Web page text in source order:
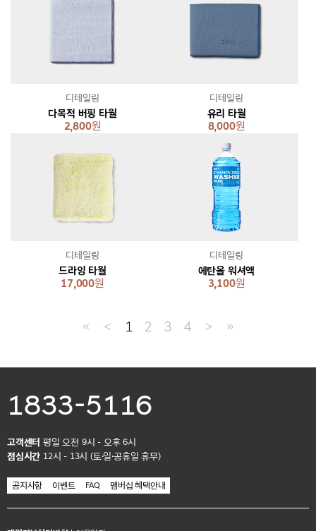
다목적 버핑 타월
2,800원
디테일링
유리 타월
8,000원
디테일링
드라잉 타월
17,000원
디테일링
에탄올 워셔액
3,100원
디테일링
≪ ＜ 1 2 3 4 ＞ ≫
1833-5116
고객센터 평일 오전 9시 - 오후 6시
점심시간 12시 - 13시 (토·일·공휴일 휴무)
공지사항 이벤트 FAQ 멤버십 혜택안내